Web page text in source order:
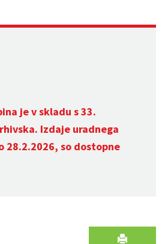
je v skladu s 33.
Izdaje uradnega
28.2.2026, so dostopne